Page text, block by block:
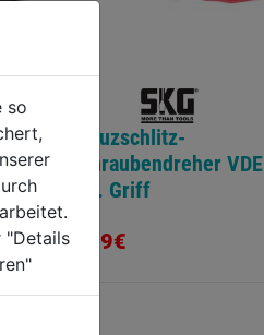
Kreuzschlitz-
Schraubendreher VDE
Kst. Griff
4,89€
so
"Details